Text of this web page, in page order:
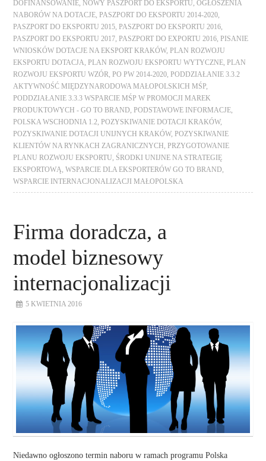
DOFINANSOWANIE ,NOWY PASZPORT DO EKSPORTU ,OGŁOSZENIA
NABORÓW NA DOTACJE ,PASZPORT DO EKSPORTU 2014-2020
PASZPORT DO EKSPORTU 2015 ,PASZPORT DO EKSPORTU 2016
PASZPORT DO EKSPORTU 2017 ,PASZPORT DO EXPORTU 2016 ,PISANIE
WNIOSKÓW DOTACJE NA EKSPORT KRAKÓW,PLAN ROZWOJU
EKSPORTU DOTACJA ,PLAN ROZWOJU EKSPORTU WYTYCZNE ,PLAN
ROZWOJU EKSPORTU WZÓR ,PO PW 2014-2020 ,PODDZIAŁANIE 3.3.2
AKTYWNOŚĆ MIĘDZYNARODOWA MAŁOPOLSKICH MŚP
PODDZIAŁANIE 3.3.3 WSPARCIE MŚP W PROMOCJI MAREK
PRODUKTOWYCH - GO TO BRAND ,PODSTAWOWE INFORMACJE
POLSKA WSCHODNIA 1.2 ,POZYSKIWANIE DOTACJI KRAKÓW,
POZYSKIWANIE DOTACJI UNIJNYCH KRAKÓW,POZYSKIWANIE
KLIENTÓW NA RYNKACH ZAGRANICZNYCH ,PRZYGOTOWANIE
PLANU ROZWOJU EKSPORTU
ŚRODKI UNIJNE NA STRATEGIĘ
EKSPORTOWĄ ,WSPARCIE DLA EKSPORTERÓW GO TO BRAND
WSPARCIE INTERNACJONALIZACJI MAŁOPOLSKA
Firma doradcza, a
model biznesowy
internacjonalizacji
5 KWIETNIA 2016
Niedawno ogłoszono termin naboru w ramach programu Polska